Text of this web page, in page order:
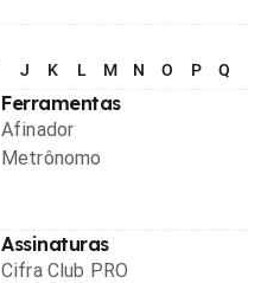
J K L M N O P Q
Ferramentas
Afinador
Metrônomo
Assinaturas
Cifra Club PRO